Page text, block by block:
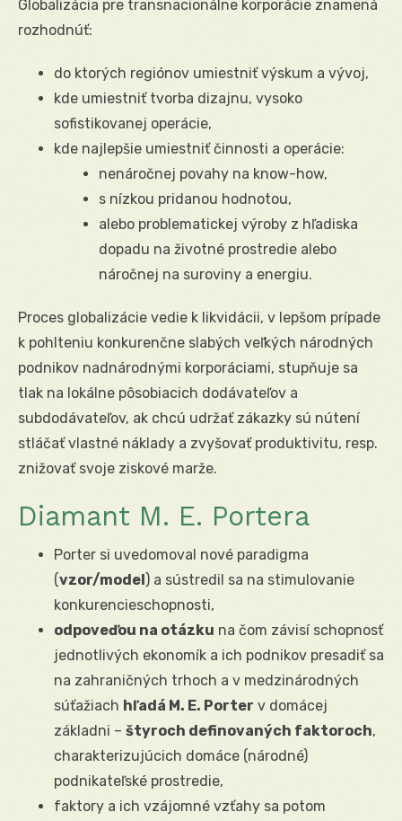
Globalizácia pre transnacionálne korporácie znamená
rozhodnúť:
do ktorých regiónov umiestniť výskum a vývoj,
kde umiestniť tvorba dizajnu, vysoko
sofistikovanej operácie,
kde najlepšie umiestniť činnosti a operácie:
nenáročnej povahy na know-how,
s nízkou pridanou hodnotou,
alebo problematickej výroby z hľadiska
dopadu na životné prostredie alebo
náročnej na suroviny a energiu.
Proces globalizácie vedie k likvidácii, v lepšom prípade
k pohlteniu konkurenčne slabých veľkých národných
podnikov nadnárodnými korporáciami, stupňuje sa
tlak na lokálne pôsobiacich dodávateľov a
subdodávateľov, ak chcú udržať zákazky sú nútení
stláčať vlastné náklady a zvyšovať produktivitu, resp.
znižovať svoje ziskové marže.
Diamant M. E. Portera
Porter si uvedomoval nové paradigma
(vzor/model) a sústredil sa na stimulovanie
konkurencieschopnosti,
odpoveďou na otázku na čom závisí schopnosť
jednotlivých ekonomík a ich podnikov presadiť sa
na zahraničných trhoch a v medzinárodných
súťažiach hľadá M. E. Porter v domácej
základni – štyroch definovaných faktoroch,
charakterizujúcich domáce (národné)
podnikateľské prostredie,
faktory a ich vzájomné vzťahy sa potom